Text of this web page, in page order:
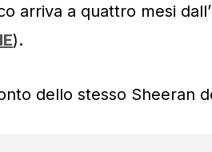
arriva a quattro mesi
).
dello stesso Sheeran